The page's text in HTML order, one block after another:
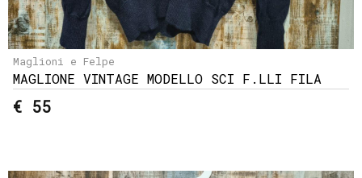
Maglioni e Felpe
MAGLIONE VINTAGE MODELLO SCI F.LLI FILA
€ 55